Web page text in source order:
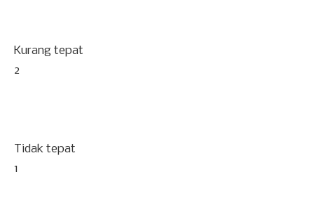
Kurang tepat
2
Tidak tepat
1